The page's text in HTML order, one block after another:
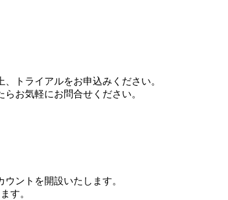
トライアルをお申込みください。
お気軽にお問合せください。
ントを開設いたします。
す。